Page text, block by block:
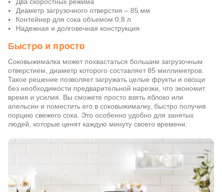
Диаметр загрузочного отверстия – 85 мм
Контейнер для сока объемом 0,8 л
Надежная и долговечная конструкция
Быстро и просто
Соковыжималка может похвастаться большим загрузочным
отверстием, диаметр которого составляет 85 миллиметров.
Такое решение позволяет загружать целые фрукты и овощи
без необходимости предварительной нарезки, что экономит
время и усилия. Вы сможете просто взять яблоко или
апельсин и поместить его в соковыжималку, быстро получив
порцию свежего сока. Это особенно удобно для занятых
людей, которые ценят каждую минуту своего времени.